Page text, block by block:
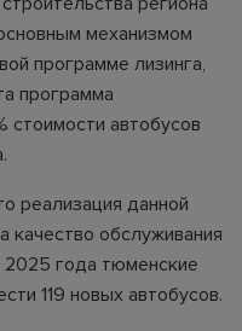
механизмом
программе лизинга,
программа
стоимости автобусов
реализация данной
качество обслуживания
года тюменские
119 новых автобусов.